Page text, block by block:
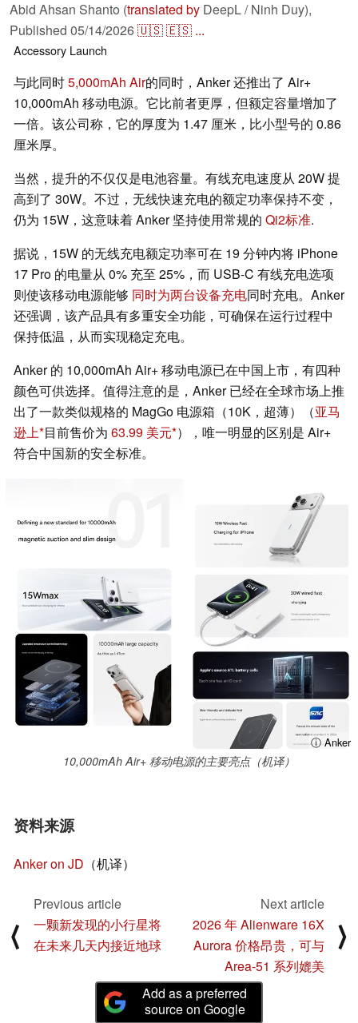
Abid Ahsan Shanto (translated by DeepL / Ninh Duy),
Published 05/14/2026🇺🇸🇪🇸 ...
Accessory Launch
与此同时5,000mAh Air的同时，Anker 还推出了 Air+
10,000mAh 移动电源。它比前者更厚，但额定容量增加了
一倍。该公司称，它的厚度为 1.47 厘米，比小型号的 0.86
厘米厚。
当然，提升的不仅仅是电池容量。有线充电速度从 20W 提
高到了 30W。不过，无线快速充电的额定功率保持不变，
仍为 15W，这意味着 Anker 坚持使用常规的 Qi2标准.
据说，15W 的无线充电额定功率可在 19 分钟内将 iPhone
17 Pro 的电量从 0% 充至 25%，而 USB-C 有线充电选项
则使该移动电源能够 同时为两台设备充电同时充电。Anker
还强调，该产品具有多重安全功能，可确保在运行过程中
保持低温，从而实现稳定充电。
Anker 的 10,000mAh Air+ 移动电源已在中国上市，有四种
颜色可供选择。值得注意的是，Anker 已经在全球市场上推
出了一款类似规格的 MagGo 电源箱（10K，超薄）（亚马
逊上 目前售价为 63.99 美元 ），唯一明显的区别是 Air+
符合中国新的安全标准。
ⓘ Anker
10,000mAh Air+ 移动电源的主要亮点（机译）
资料来源
Anker on JD （机译）
⟨
Previous article
一颗新发现的小行星将
在未来几天内接近地球
Next article
2026 年 Alienware 16X
Aurora 价格昂贵，可与
Area-51 系列媲美
⟩
Add as a preferred
source on Google